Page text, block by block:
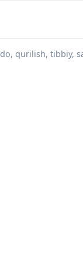
qurilish, tibbiy,